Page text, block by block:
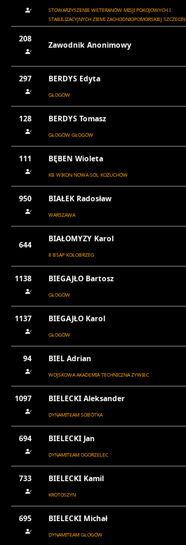
STOWARZYSZENIE WETERANÓW MISJI POKOJOWYCH I
STABILIZACYJNYCH ZIEMI ZACHODNIOPOMORSKIEJ SZCZECIN
208
Zawodnik Anonimowy
297 BERDYS Edyta
GŁOGÓW
128 BERDYS Tomasz
GŁOGÓW GŁOGÓW
111 BĘBEN Wioleta
KB WIKON NOWA SÓL KOŻUCHÓW
950 BIAŁEK Radosław
WARSZAWA
644
BIAŁOMYZY Karol
8 BSAP KOŁOBRZEG
1138 BIEGAJŁO Bartosz
GŁOGÓW
1137 BIEGAJŁO Karol
GŁOGÓW
94 BIEL Adrian
WOJSKOWA AKADEMIA TECHNICZNA ŻYWIEC
1097 BIELECKI Aleksander
DYNAMITEAM SOBÓTKA
694 BIELECKI Jan
DYNAMITEAM OGORZELEC
733 BIELECKI Kamil
KROTOSZYN
695 BIELECKI Michał
DYNAMITEAM GŁOGÓW